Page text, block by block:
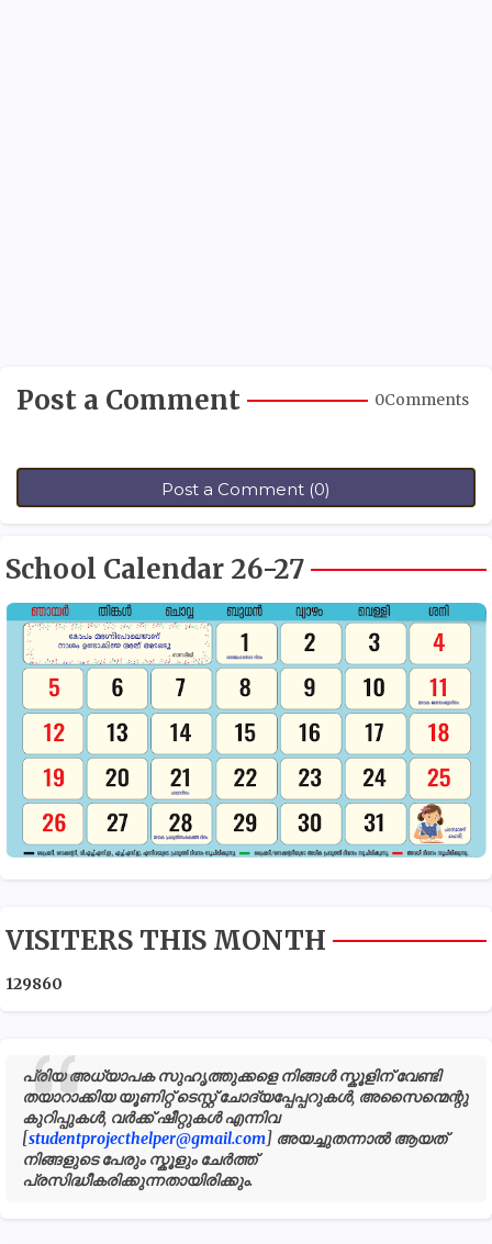
Post a Comment 0Comments
Post a Comment (0)
School Calendar 26-27
VISITERS THIS MONTH
129860
പ്രിയ അധ്യാപക സുഹൃത്തുക്കളെ നിങ്ങൾ സ്കൂളിന് വേണ്ടി
തയാറാക്കിയ യൂണിറ്റ് ടെസ്റ്റ് ചോദ്യപ്പേപ്പറുകൾ, അസൈന്മെന്റു
കുറിപ്പുകൾ, വർക്ക് ഷീറ്റുകൾ എന്നിവ
[studentprojecthelper@gmail.com] അയച്ചുതന്നാൽ ആയത്
നിങ്ങളുടെ പേരും സ്കൂളും ചേർത്ത്
പ്രസിദ്ധീകരിക്കുന്നതായിരിക്കും.